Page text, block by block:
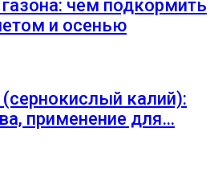
чем подкормить
и осенью
калий):
применение для…